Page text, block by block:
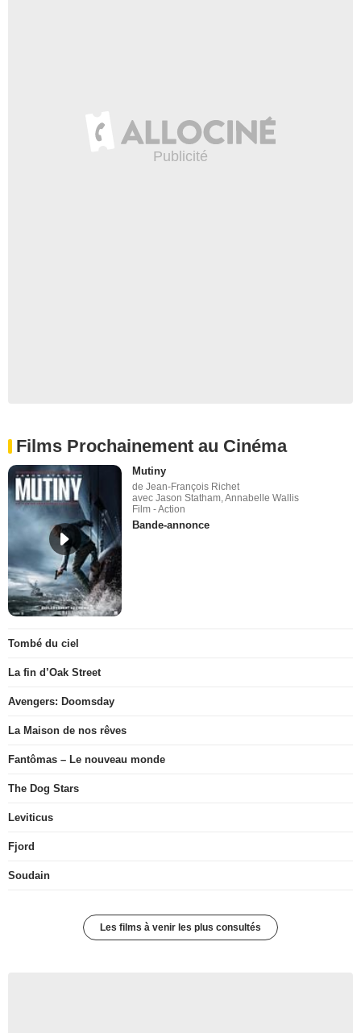
Films Prochainement au Cinéma
Mutiny
de Jean-François Richet
avec Jason Statham, Annabelle Wallis
Film - Action
Bande-annonce
Tombé du ciel
La fin d’Oak Street
Avengers: Doomsday
La Maison de nos rêves
Fantômas – Le nouveau monde
The Dog Stars
Leviticus
Fjord
Soudain
Les films à venir les plus consultés